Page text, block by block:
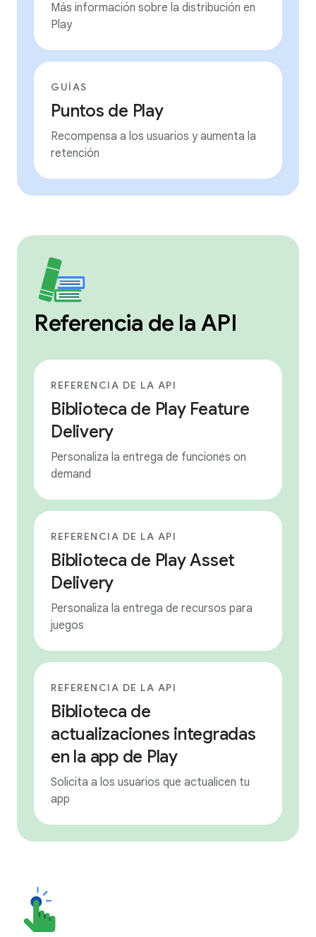
Más información sobre la distribución en
Play
GUÍAS
Puntos de Play
Recompensa a los usuarios y aumenta la
retención
Referencia de la API
REFERENCIA DE LA API
Biblioteca de Play Feature
Delivery
Personaliza la entrega de funciones on
demand
REFERENCIA DE LA API
Biblioteca de Play Asset
Delivery
Personaliza la entrega de recursos para
juegos
REFERENCIA DE LA API
Biblioteca de
actualizaciones integradas
en la app de Play
Solicita a los usuarios que actualicen tu
app